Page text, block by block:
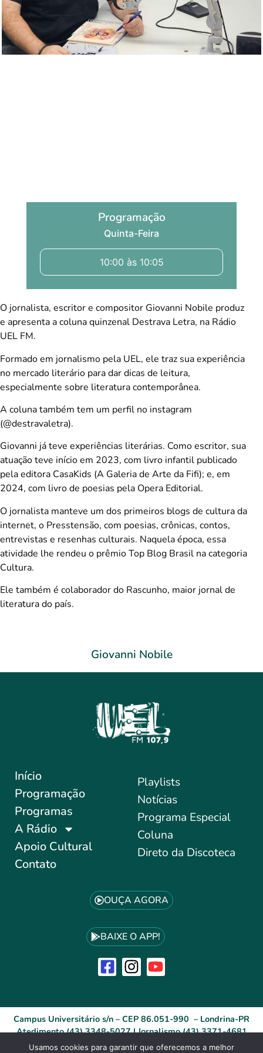
Programação
Quinta-Feira
10:00 às 10:05
O jornalista, escritor e compositor Giovanni Nobile produz
e apresenta a coluna quinzenal Destrava Letra, na Rádio
UEL FM.
Formado em jornalismo pela UEL, ele traz sua experiência
no mercado literário para dar dicas de leitura,
especialmente sobre literatura contemporânea.
A coluna também tem um perfil no instagram
(@destravaletra).
Giovanni já teve experiências literárias. Como escritor, sua
atuação teve início em 2023, com livro infantil publicado
pela editora CasaKids (A Galeria de Arte da Fifi); e, em
2024, com livro de poesias pela Opera Editorial.
O jornalista manteve um dos primeiros blogs de cultura da
internet, o Presstensão, com poesias, crônicas, contos,
entrevistas e resenhas culturais. Naquela época, essa
atividade lhe rendeu o prêmio Top Blog Brasil na categoria
Cultura.
Ele também é colaborador do Rascunho, maior jornal de
literatura do país.
Giovanni Nobile
Início
Programação
Programas
A Rádio
Apoio Cultural
Contato
Playlists
Notícias
Programa Especial
Coluna
Direto da Discoteca
OUÇA AGORA
BAIXE O APP!
Campus Universitário s/n – CEP 86.051-990 – Londrina-PR
Atedimento (43) 3348-5027 | Jornalismo (43) 3371-4681
Usamos cookies para garantir que oferecemos a melhor